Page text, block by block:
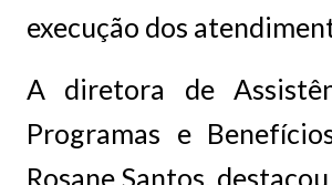
execução dos
A diretora de
Programas e
Rosane Santos,